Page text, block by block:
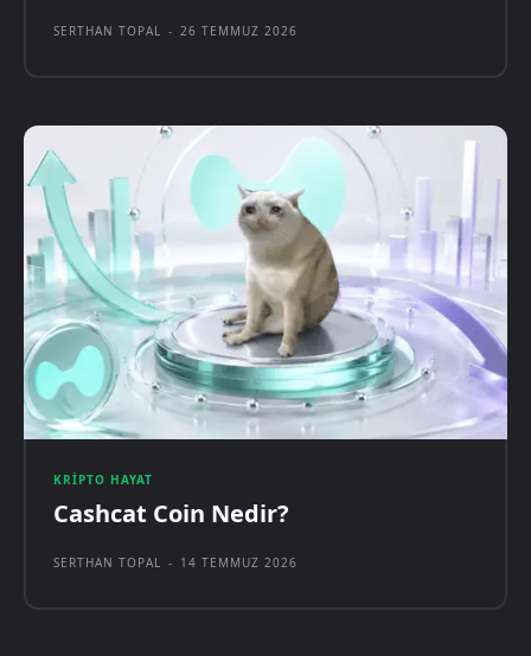
SERTHAN TOPAL - 26 TEMMUZ 2026
KRIPTO HAYAT
Cashcat Coin Nedir?
SERTHAN TOPAL - 14 TEMMUZ 2026